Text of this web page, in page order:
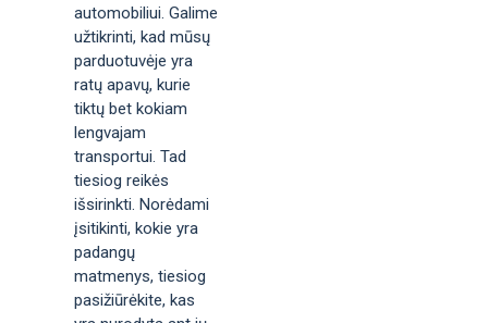
automobiliui. Galime
užtikrinti, kad mūsų
parduotuvėje yra
ratų apavų, kurie
tiktų bet kokiam
lengvajam
transportui. Tad
tiesiog reikės
išsirinkti. Norėdami
įsitikinti, kokie yra
padangų
matmenys, tiesiog
pasižiūrėkite, kas